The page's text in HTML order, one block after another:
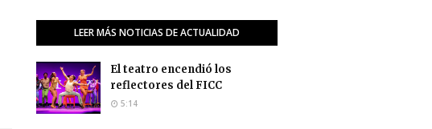
LEER MÁS NOTICIAS DE ACTUALIDAD
El teatro encendió los
reflectores del FICC
5:14